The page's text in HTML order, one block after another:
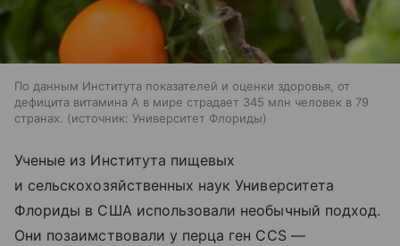
По данным Института показателей и оценки здоровья, от
дефицита витамина А в мире страдает 345 млн человек в 79
странах.
источник: Университет Флориды
Ученые из Института пищевых
и сельскохозяйственных наук Университета
Флориды в США использовали необычный подход.
Они позаимствовали у перца ген CCS —